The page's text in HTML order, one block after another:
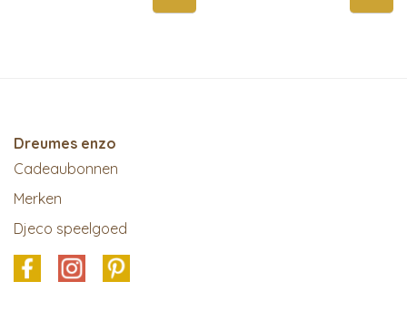
Dreumes enzo
Cadeaubonnen
Merken
Djeco speelgoed